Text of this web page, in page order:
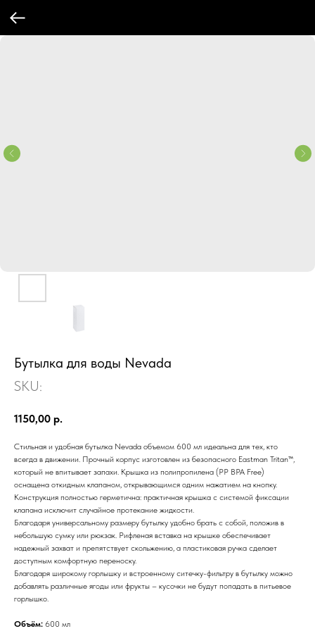
Бутылка для воды Nevada
SKU:
1150,00 р.
Стильная и удобная бутылка Nevada объемом 600 мл идеальна для тех, кто
всегда в движении. Прочный корпус изготовлен из безопасного Eastman Tritan™,
который не впитывает запахи. Крышка из полипропилена (PP BPA Free)
оснащена откидным клапаном, открывающимся одним нажатием на кнопку.
Конструкция полностью герметична: практичная крышка с системой фиксации
клапана исключит случайное протекание жидкости.
Благодаря универсальному размеру бутылку удобно брать с собой, положив в
небольшую сумку или рюкзак. Рифленая вставка на крышке обеспечивает
надежный захват и препятствует скольжению, а пластиковая ручка сделает
доступным комфортную переноску.
Благодаря широкому горлышку и встроенному ситечку-фильтру в бутылку можно
добавлять различные ягоды или фрукты – кусочки не будут попадать в питьевое
горлышко.
Объём: 600 мл